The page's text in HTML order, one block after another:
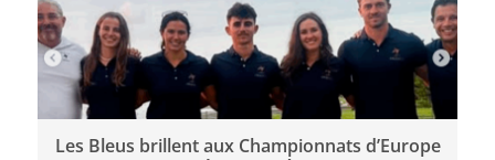
Les Bleus brillent aux Championnats d’Europe